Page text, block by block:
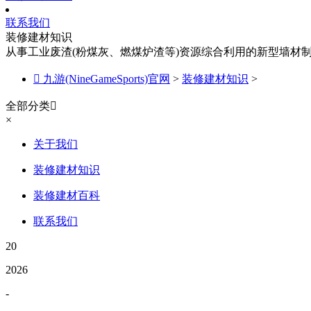
联系我们
装修建材知识
从事工业废渣(粉煤灰、燃煤炉渣等)资源综合利用的新型墙材
 九游(NineGameSports)官网 > 装修建材知识 >
全部分类
×
关于我们
装修建材知识
装修建材百科
联系我们
20
2026
-